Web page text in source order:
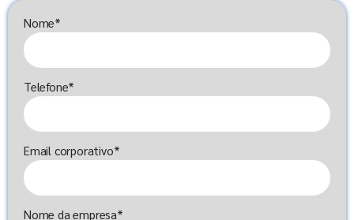
Nome*
Telefone*
Email corporativo*
Nome da empresa*